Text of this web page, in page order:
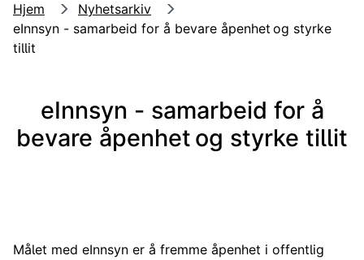
Hjem
Nyhetsarkiv
eInnsyn - samarbeid for å bevare åpenhet og styrke
tillit
eInnsyn - samarbeid for å
bevare åpenhet og styrke tillit
Målet med eInnsyn er å fremme åpenhet i offentlig